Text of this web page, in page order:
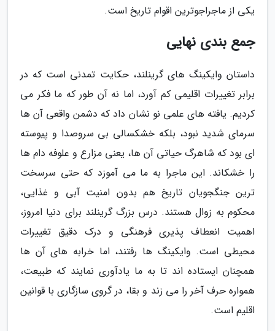
یکی از ماجراجوترین اقوام تاریخ است.
جمع بندی نهایی
داستان وایکینگ های گرینلند، حکایت تمدنی است که در
برابر تغییرات اقلیمی کم آورد، اما نه آن طور که ما فکر می
کردیم. یافته های علمی نو نشان داد که دشمن واقعی آن ها
سرمای شدید نبود، بلکه خشکسالی بی سروصدا و پیوسته
ای بود که شاهرگ حیاتی آن ها، یعنی مزارع و علوفه دام ها
را خشکاند. این ماجرا به ما می آموزد که حتی سرسخت
ترین جنگجویان تاریخ هم بدون امنیت آبی و غذایی،
محکوم به زوال هستند. درس بزرگ گرینلند برای دنیا امروز،
اهمیت انعطاف پذیری فرهنگی و درک دقیق تغییرات
محیطی است. وایکینگ ها رفتند، اما خرابه های آن ها
همچنان ایستاده اند تا به ما یادآوری نمایند که طبیعت،
همواره حرف آخر را می زند و بقا، در گروی سازگاری با قوانین
اقلیم است.